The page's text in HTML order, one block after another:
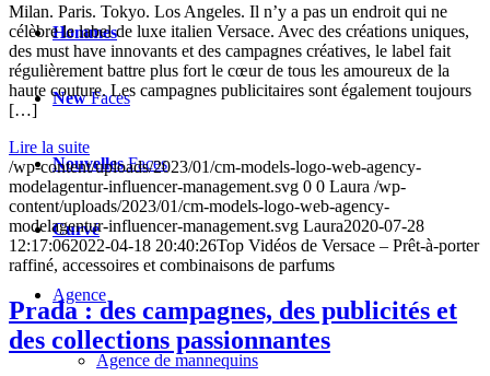
Hommes
NewFaces
NouvellesFaces
Curvé
Agence
Agence de mannequins
Milan. Paris. Tokyo. Los Angeles. Il n’y a pas un endroit qui ne
célèbre le label de luxe italien Versace. Avec des créations uniques,
des must have innovants et des campagnes créatives, le label fait
régulièrement battre plus fort le cœur de tous les amoureux de la
haute couture. Les campagnes publicitaires sont également toujours
[…]
Lire la suite
/wp-content/uploads/2023/01/cm-models-logo-web-agency-
modelagentur-influencer-management.svg 0 0 Laura /wp-
content/uploads/2023/01/cm-models-logo-web-agency-
modelagentur-influencer-management.svg Laura2020-07-28
12:17:062022-04-18 20:40:26Top Vidéos de Versace – Prêt-à-porter
raffiné, accessoires et combinaisons de parfums
Prada : des campagnes, des publicités et
des collections passionnantes